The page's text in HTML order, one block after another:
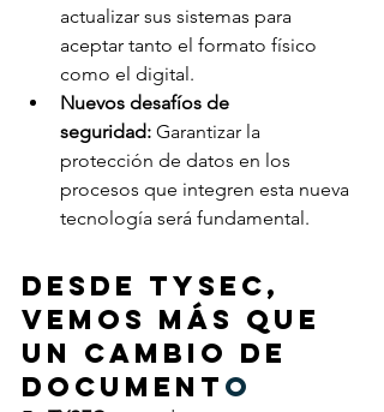
actualizar sus sistemas para
aceptar tanto el formato físico
como el digital.
Nuevos desafíos de
seguridad: Garantizar la
protección de datos en los
procesos que integren esta nueva
tecnología será fundamental.
Desde TYSEC,
vemos más que
un cambio de
document o